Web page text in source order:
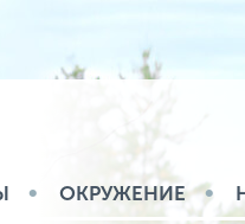
ОКРУЖЕНИЕ